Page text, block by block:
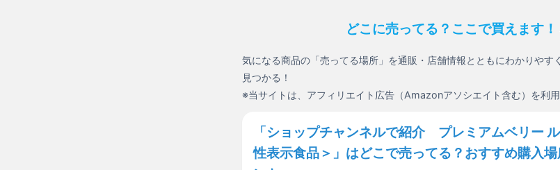
どこに売ってる？ここで買えます！
気になる商品の「売ってる場所」を通販・店舗情報とともにわかりやす
見つかる！
※当サイトは、アフィリエイト広告（Amazonアソシエイト含む）を利用
「ショップチャンネルで紹介 プレミアムベリー
性表示食品＞」はどこで売ってる？おすすめ購入